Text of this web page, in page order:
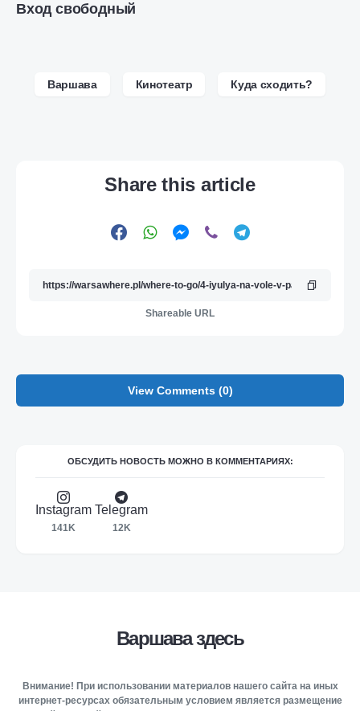
Вход свободный
Варшава Кинотеатр Куда сходить?
Share this article
Shareable URL
View Comments (0)
ОБСУДИТЬ НОВОСТЬ МОЖНО В КОММЕНТАРИЯХ:
Instagram
141K
Telegram
12K
Варшава здесь
Внимание! При использовании материалов нашего сайта на иных
интернет-ресурсах обязательным условием является размещение